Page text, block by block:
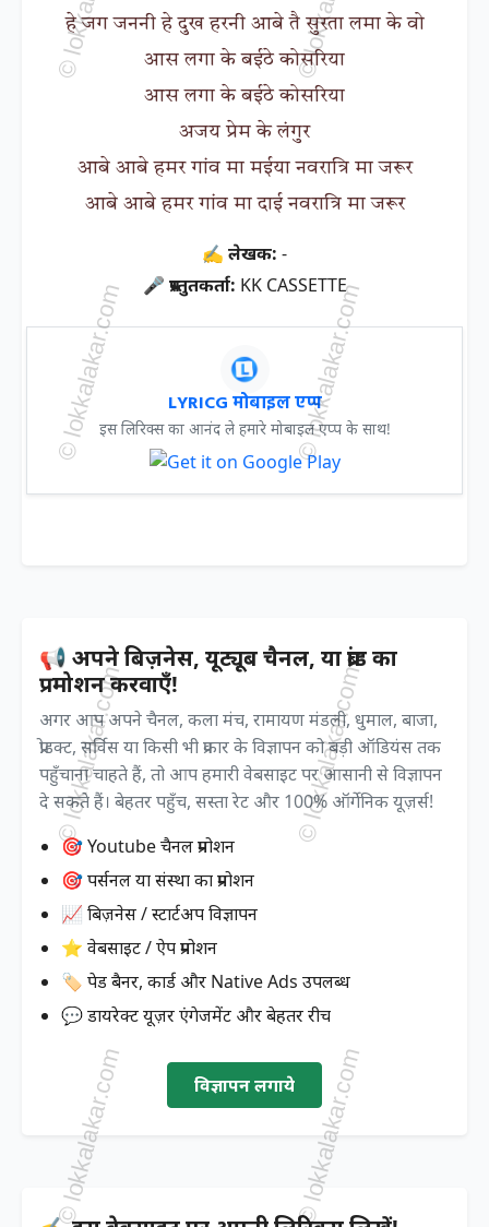
हे जग जननी हे दुख हरनी आबे तै सुरता लमा के वो
आस लगा के बईठे कोसरिया
आस लगा के बईठे कोसरिया
अजय प्रेम के लंगुर
आबे आबे हमर गांव मा मईया नवरात्रि मा जरूर
आबे आबे हमर गांव मा दाई नवरात्रि मा जरूर
✍ लेखक: -
🎤 प्रस्तुतकर्ता: KK CASSETTE
LYRICG मोबाइल एप्प
इस लिरिक्स का आनंद ले हमारे मोबाइल एप्प के साथ!
📢 अपने बिज़नेस, यूट्यूब चैनल, या ब्रांड का
प्रमोशन करवाएँ!
अगर आप अपने चैनल, कला मंच, रामायण मंडली, धुमाल, बाजा,
प्रोडक्ट, सर्विस या किसी भी प्रकार के विज्ञापन को बड़ी ऑडियंस तक
पहुँचाना चाहते हैं, तो आप हमारी वेबसाइट पर आसानी से विज्ञापन
दे सकते हैं। बेहतर पहुँच, सस्ता रेट और 100% ऑर्गेनिक यूज़र्स!
🎯 Youtube चैनल प्रमोशन
🎯 पर्सनल या संस्था का प्रमोशन
📈 बिज़नेस / स्टार्टअप विज्ञापन
⭐ वेबसाइट / ऐप प्रमोशन
🏷️ पेड बैनर, कार्ड और Native Ads उपलब्ध
💬 डायरेक्ट यूज़र एंगेजमेंट और बेहतर रीच
विज्ञापन लगाये